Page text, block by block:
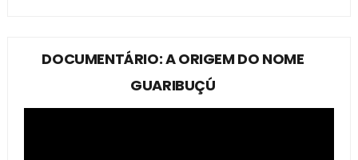
DOCUMENTÁRIO: A ORIGEM DO NOME
GUARIBUÇÚ